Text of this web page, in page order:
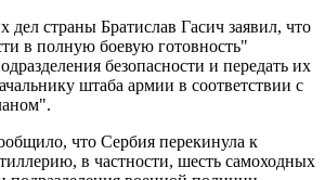
страны Братислав Гасич заявил, что
в полную боевую готовность"
безопасности и передать их
штаба армии в соответствии с
что Сербия перекинула к
в частности, шесть самоходных